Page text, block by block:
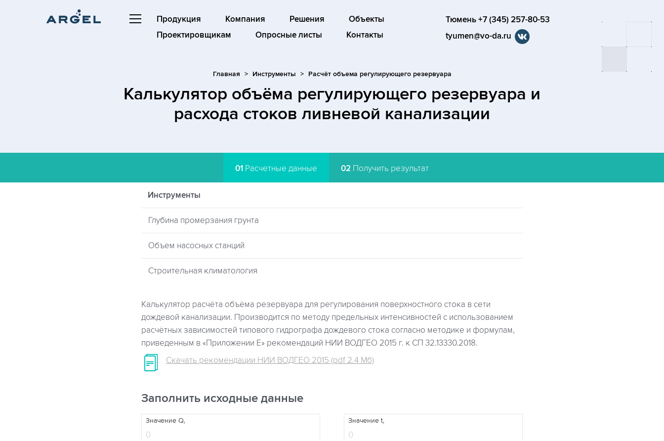
Продукция Компания Решения
Объекты
Проектировщикам
Опросные листы Контакты
Тюмень +7 (345) 257-80-53
tyumen@vo-da.ru
Главная Инструменты Расчёт объема регулирующего резервуара
Калькулятор объёма регулирующего резервуара и
расхода стоков ливневой канализации
01 Расчетные данные 02 Получить результат
Инструменты
Глубина промерзания грунта
Объем насосных станций
Строительная климатология
Калькулятор расчёта объёма резервуара для регулирования поверхностного стока в сети
дождевой канализации. Производится по методу предельных интенсивностей с использованием
расчётных зависимостей типового гидрографа дождевого стока согласно методике и формулам,
приведенным в «Приложении Е» рекомендаций НИИ ВОДГЕО 2015 г. к СП 32.13330.2018.
Скачать рекомендации НИИ ВОДГЕО 2015 (pdf 2.4 Мб)
Заполнить исходные данные
Значение Qr Значение tr